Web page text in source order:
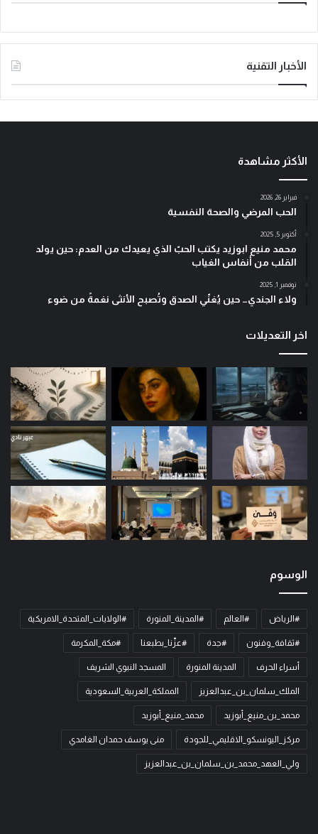
الأخبار التقنية
الأكثر مشاهدة
فبراير 26, 2026
الحب المرضي والصحة النفسية
أكتوبر 5, 2025
محمد منيع ابوزيد يكتب الحبّ الذي يعيدك من العدم: حين يولد
القلب من أنفاس الغياب
نوفمبر 1, 2025
ولاء الجندي… حين يُغنّي الصدق وتُصبح الأنثى نغمةً من ضوء
اخر التعديلات
الوسوم
#الرياض #العالم #المدينة_المنورة #الولايات_المتحدة_الامريكية
#ثقافة_وفنون #جدة #عزّنا_بطبعنا #مكة_المكرمة
أسراء الحرف المدينة المنورة المسجد النبوي الشريف
الملك_سلمان_بن_عبدالعزيز المملكة_العربية_السعودية
محمد_بن_منيع_أبوزيد محمد_منيع_أبوزيد
مركز_اليونسكو_الاقليمي_للجودة منى يوسف حمدان الغامدي
ولي_العهد_محمد_بن_سلمان_بن_عبدالعزيز